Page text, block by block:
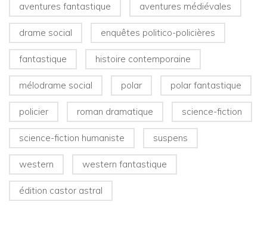
aventures fantastique aventures médiévales
drame social enquêtes politico-policières
fantastique histoire contemporaine
mélodrame social polar polar fantastique
policier roman dramatique science-fiction
science-fiction humaniste suspens
western western fantastique
édition castor astral